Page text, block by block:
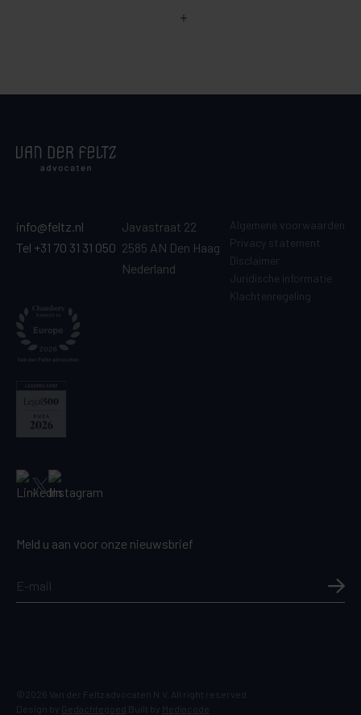
info@feltz.nl
Tel +31 70 31 31 050
Javastraat 22
2585 AN Den Haag
Nederland
Algemene voorwaarden
Privacy statement
Disclaimer
Juridische informatie
Klachtenregeling
Meld u aan voor onze nieuwsbrief
©2026 Van der Feltz advocaten N.V. All right reserved.
Design by
Gedachtegoed Built by Mediacode